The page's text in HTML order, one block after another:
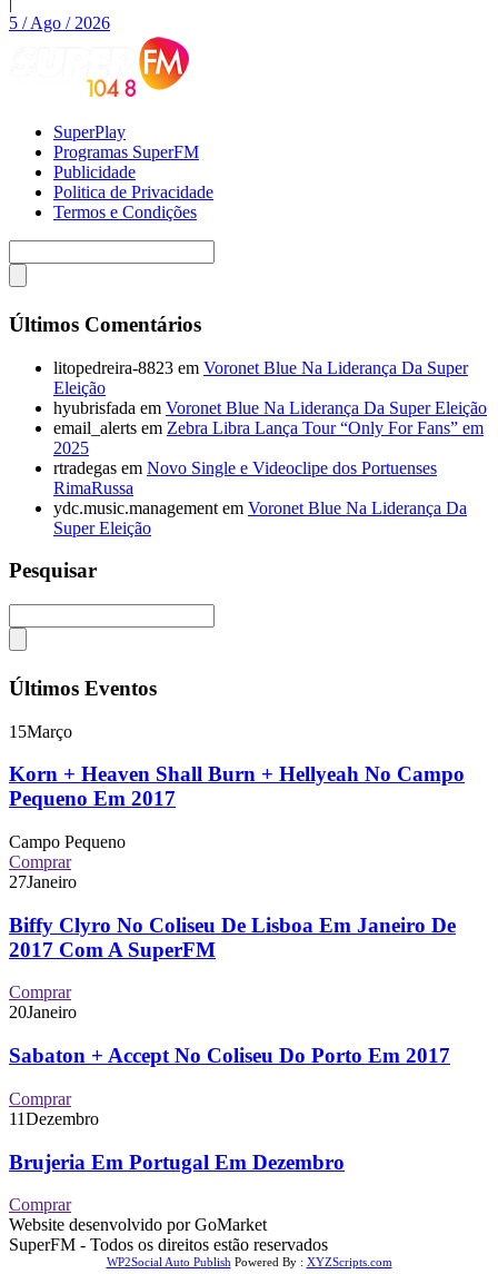
5 / Ago / 2026
SuperPlay
Programas SuperFM
Publicidade
Politica de Privacidade
Termos e Condições
Últimos Comentários
litopedreira-8823 em Voronet Blue Na Liderança Da Super
Eleição
hyubrisfada em Voronet Blue Na Liderança Da Super Eleição
email_alerts em Zebra Libra Lança Tour “Only For Fans” em
2025
rtradegas em Novo Single e Videoclipe dos Portuenses
RimaRussa
ydc.music.management em Voronet Blue Na Liderança Da
Super Eleição
Pesquisar
Últimos Eventos
15Março
Korn + Heaven Shall Burn + Hellyeah No Campo
Pequeno Em 2017
Campo Pequeno
Comprar
27Janeiro
Biffy Clyro No Coliseu De Lisboa Em Janeiro De
2017 Com A SuperFM
Comprar
20Janeiro
Sabaton + Accept No Coliseu Do Porto Em 2017
Comprar
11Dezembro
Brujeria Em Portugal Em Dezembro
Comprar
Website desenvolvido por GoMarket
SuperFM - Todos os direitos estão reservados
WP2Social Auto Publish Powered By : XYZScripts.com